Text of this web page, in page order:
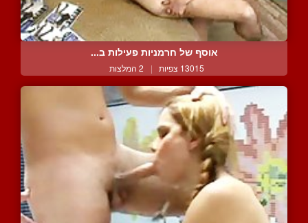
אוסף של חרמניות פעילות ב...
13015 צפיות | 2 המלצות